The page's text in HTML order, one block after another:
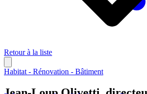
Retour à la liste
Habitat - Rénovation - Bâtiment